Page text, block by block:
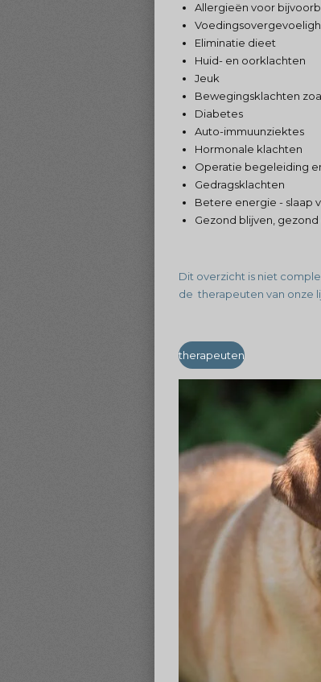
Allergieën voor
Eliminatie dieet
Huid- en oorklachten
Jeuk
Bewegingsklachten
Diabetes
Auto-immuunziektes
Hormonale klachten
Operatie begeleiding
Gedragsklachten
Betere energie - slaap
Gezond blijven,
Dit overzicht is niet
de therapeuten van onze
therapeuten